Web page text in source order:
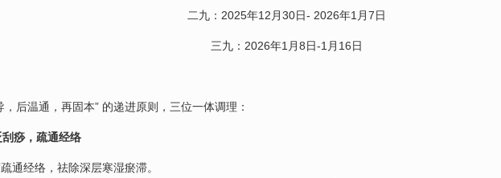
二九：2025年12月30日- 2026年1月7日
三九：2026年1月8日-1月16日
，后温通，再固本” 的递进原则，三位一体调理：
痧，疏通经络
通经络，祛除深层寒湿瘀滞。